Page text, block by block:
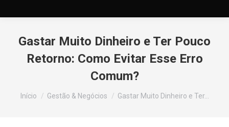
Gastar Muito Dinheiro e Ter Pouco
Retorno: Como Evitar Esse Erro
Comum?
Você está aqui:
Início Gestão & Negócios Gastar Muito Dinheiro e Ter…